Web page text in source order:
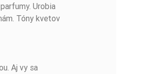
Urobia
Tóny kvetov
Aj vy sa